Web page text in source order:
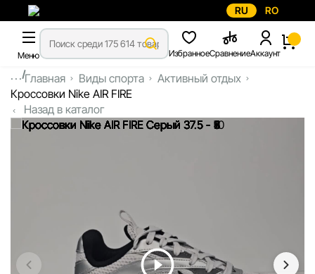
RU RO
Меню ИзбранноеСравнениеАккаунт
...Главная Виды спорта
Активный отдых
Кроссовки Nike AIR FIRE
Назад в каталог